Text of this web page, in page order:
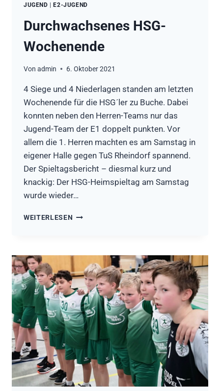
JUGEND
E2-JUGEND
Durchwachsenes HSG-
Wochenende
Von admin 6. Oktober 2021
4 Siege und 4 Niederlagen standen am letzten
Wochenende für die HSG´ler zu Buche. Dabei
konnten neben den Herren-Teams nur das
Jugend-Team der E1 doppelt punkten. Vor
allem die 1. Herren machten es am Samstag in
eigener Halle gegen TuS Rheindorf spannend.
Der Spieltagsbericht – diesmal kurz und
knackig: Der HSG-Heimspieltag am Samstag
wurde wieder…
WEITERLESEN DURCHWACHSENES